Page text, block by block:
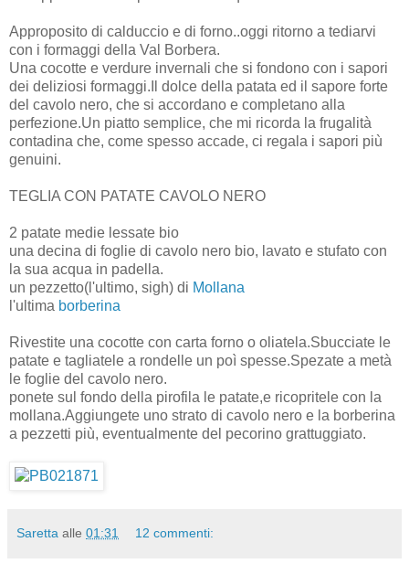
Approposito di calduccio e di forno..oggi ritorno a tediarvi
con i formaggi della Val Borbera.
Una cocotte e verdure invernali che si fondono con i sapori
dei deliziosi formaggi.Il dolce della patata ed il sapore forte
del cavolo nero, che si accordano e completano alla
perfezione.Un piatto semplice, che mi ricorda la frugalità
contadina che, come spesso accade, ci regala i sapori più
genuini.
TEGLIA CON PATATE CAVOLO NERO
2 patate medie lessate bio
una decina di foglie di cavolo nero bio, lavato e stufato con
la sua acqua in padella.
un pezzetto(l'ultimo, sigh) di Mollana
l'ultima borberina
Rivestite una cocotte con carta forno o oliatela.Sbucciate le
patate e tagliatele a rondelle un poì spesse.Spezate a metà
le foglie del cavolo nero.
ponete sul fondo della pirofila le patate,e ricopritele con la
mollana.Aggiungete uno strato di cavolo nero e la borberina
a pezzetti più, eventualmente del pecorino grattuggiato.
Saretta alle 01:31 12 commenti: